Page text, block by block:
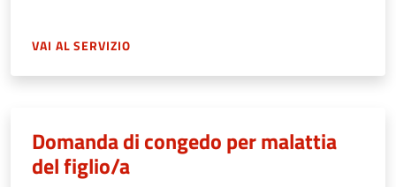
VAI AL SERVIZIO
Domanda di congedo per malattia
del figlio/a